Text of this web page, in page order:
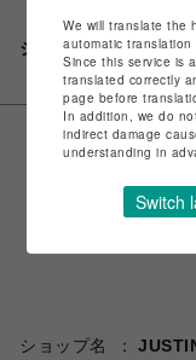
シェアする
ショップ名
We will translate the
automatic translation
Since this service is
translated correctly
page before
In addition, we do
indirect damage
understanding in
Switch